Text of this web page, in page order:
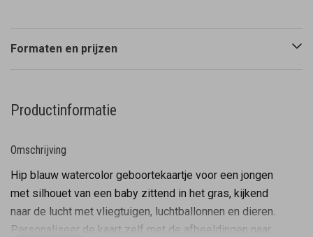
Formaten en prijzen
Productinformatie
Omschrijving
Hip blauw watercolor geboortekaartje voor een jongen
met silhouet van een baby zittend in het gras, kijkend
naar de lucht met vliegtuigen, luchtballonnen en dieren.
Personaliseer de kaart zelf met de afbeeldingen naar